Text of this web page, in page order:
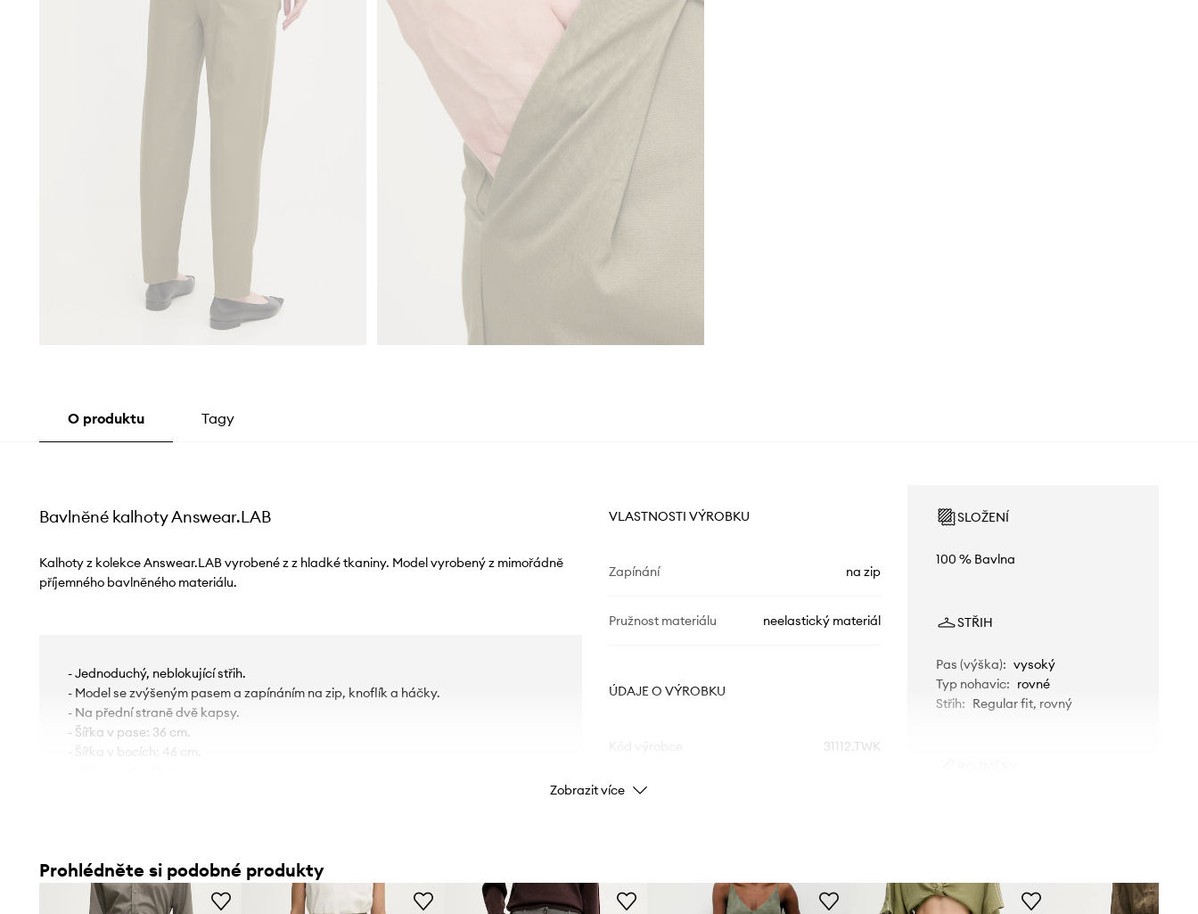
O produktu Tagy
Bavlněné kalhoty Answear.LAB
Kalhoty z kolekce Answear.LAB vyrobené z z hladké tkaniny. Model vyrobený z mimořádně
příjemného bavlněného materiálu.
- Jednoduchý, neblokující střih.
- Model se zvýšeným pasem a zapínáním na zip, knoflík a háčky.
- Na přední straně dvě kapsy.
- Šířka v pase: 36 cm.
- Šířka v bocích: 46 cm.
VLASTNOSTI VÝROBKU
Zapínání na zip
Pružnost materiálu neelastický materiál
ÚDAJE O VÝROBKU
31112.TWK
Barva
Výrobce
SLOŽENÍ
100 % Bavlna
STŘIH
Pas (výška): vysoký
Typ nohavic: rovné
Střih: Regular fit, rovný
Doporučujeme zvolit velikost, kterou
běžně nosíte.
Zobrazit více
Prohlédněte si podobné produkty